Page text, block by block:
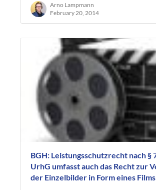
berichtet, wonach getDigital, ein Kieler
Arno Lampmann
February 20, 2014
BGH: Leistungsschutzrecht nach §
UrhG umfasst auch das Recht zur
der Einzelbilder in Form eines Films